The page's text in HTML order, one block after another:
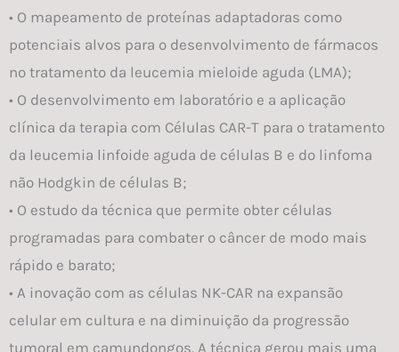
• O mapeamento de proteínas adaptadoras como
potenciais alvos para o desenvolvimento de fármacos
no tratamento da leucemia mieloide aguda (LMA);
• O desenvolvimento em laboratório e a aplicação
clínica da terapia com Células CAR-T para o tratamento
da leucemia linfoide aguda de células B e do linfoma
não Hodgkin de células B;
• O estudo da técnica que permite obter células
programadas para combater o câncer de modo mais
rápido e barato;
• A inovação com as células NK-CAR na expansão
celular em cultura e na diminuição da progressão
tumoral em camundongos. A técnica gerou mais uma